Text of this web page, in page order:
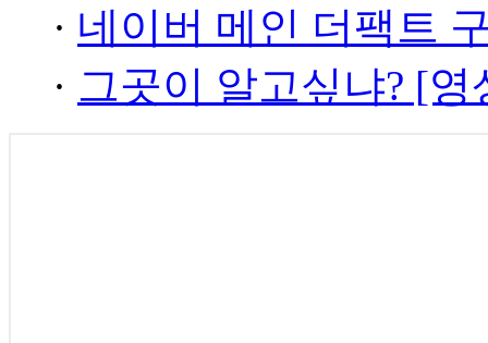
· 네이버 메인 더팩트
· 그곳이 알고싶냐? [